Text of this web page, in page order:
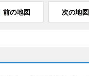
前の地図 次の地図